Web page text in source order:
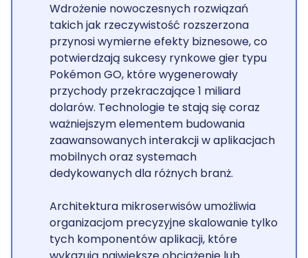
Wdrożenie nowoczesnych rozwiązań
takich jak rzeczywistość rozszerzona
przynosi wymierne efekty biznesowe, co
potwierdzają sukcesy rynkowe gier typu
Pokémon GO, które wygenerowały
przychody przekraczające 1 miliard
dolarów. Technologie te stają się coraz
ważniejszym elementem budowania
zaawansowanych interakcji w aplikacjach
mobilnych oraz systemach
dedykowanych dla różnych branż.
Architektura mikroserwisów umożliwia
organizacjom precyzyjne skalowanie tylko
tych komponentów aplikacji, które